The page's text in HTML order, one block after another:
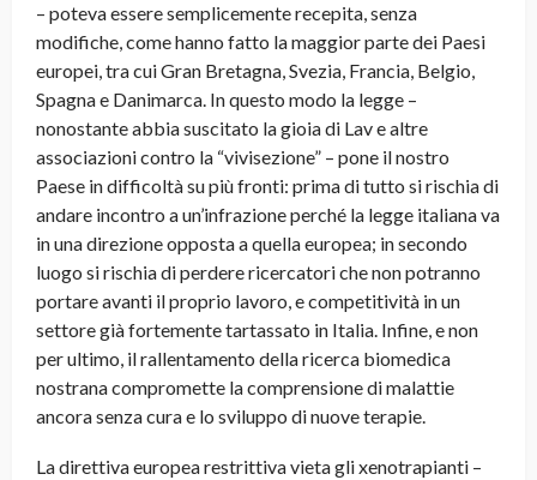
– poteva essere semplicemente recepita, senza
modifiche, come hanno fatto la maggior parte dei Paesi
europei, tra cui Gran Bretagna, Svezia, Francia, Belgio,
Spagna e Danimarca. In questo modo la legge –
nonostante abbia suscitato la gioia di Lav e altre
associazioni contro la “vivisezione” – pone il nostro
Paese in difficoltà su più fronti: prima di tutto si rischia di
andare incontro a un’infrazione perché la legge italiana va
in una direzione opposta a quella europea; in secondo
luogo si rischia di perdere ricercatori che non potranno
portare avanti il proprio lavoro, e competitività in un
settore già fortemente tartassato in Italia. Infine, e non
per ultimo, il rallentamento della ricerca biomedica
nostrana compromette la comprensione di malattie
ancora senza cura e lo sviluppo di nuove terapie.
La direttiva europea restrittiva vieta gli xenotrapianti –